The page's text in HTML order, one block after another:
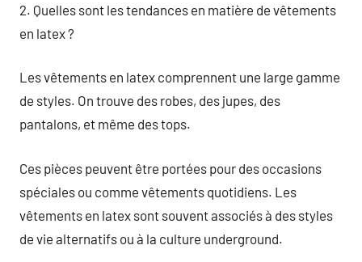
2. Quelles sont les tendances en matière de vêtements
en latex ?
Les vêtements en latex comprennent une large gamme
de styles. On trouve des robes, des jupes, des
pantalons, et même des tops.
Ces pièces peuvent être portées pour des occasions
spéciales ou comme vêtements quotidiens. Les
vêtements en latex sont souvent associés à des styles
de vie alternatifs ou à la culture underground.